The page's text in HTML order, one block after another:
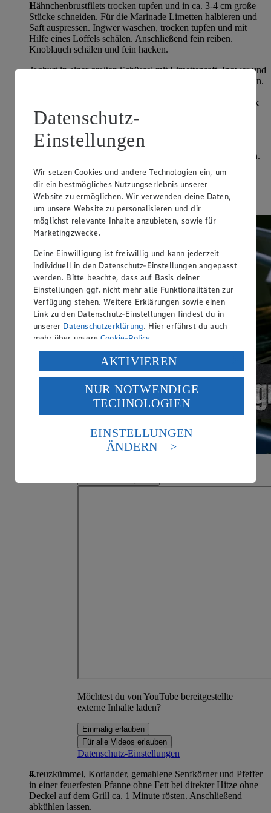
Hähnchenbrustfilets trocken tupfen und in ca. 3-4 cm große
Stücke schneiden. Für die Marinade Limetten halbieren und
Saft auspressen. Ingwer waschen, trocken tupfen und mit
Hilfe eines Löffels schälen. Anschließend fein reiben.
Knoblauch schälen und fein hacken.
Joghurt in einer großen Schüssel mit Limettensaft, Ingwer und
Knoblauch verrühren. Rohrzucker und Gewürze unterrühren.
Marinade vermengen. Hähnchen abgedeckt im Kühlschrank
mindestens 1 Stunde, bestenfalls über Nacht, ziehen lassen.
Grill vorheizen. In der Zwischenzeit für die Raita Gurke
waschen, trocken tupfen, der Länge nach halbieren und
Kerngehäuse herauskratzen. Gurke fein würfeln oder reiben.
Koriander und Minze waschen, trocken schütteln und fein
hacken. Chilis waschen und in feine Ringe schneiden.
Knoblauch und Zwiebel schälen und fein würfeln. Wie du
nachhaltiger grillst, erfährst du in unserem Video!
Möchtest du von YouTube bereitgestellte
externe Inhalte laden?
Einmalig erlauben
Für alle Videos erlauben
Datenschutz-Einstellungen
Kreuzkümmel, Koriander, gemahlene Senfkörner und Pfeffer
in einer feuerfesten Pfanne ohne Fett bei direkter Hitze ohne
Deckel auf dem Grill ca. 1 Minute rösten. Anschließend
abkühlen lassen.
Datenschutz-
Einstellungen
Wir setzen Cookies und andere Technologien ein, um
dir ein bestmögliches Nutzungserlebnis unserer
Website zu ermöglichen. Wir verwenden deine Daten,
um unsere Website zu personalisieren und dir
möglichst relevante Inhalte anzubieten, sowie für
Marketingzwecke.
Deine Einwilligung ist freiwillig und kann jederzeit
individuell in den Datenschutz-Einstellungen angepasst
werden. Bitte beachte, dass auf Basis deiner
Einstellungen ggf. nicht mehr alle Funktionalitäten zur
Verfügung stehen. Weitere Erklärungen sowie einen
Link zu den Datenschutz-Einstellungen findest du in
unserer Datenschutzerklärung. Hier erfährst du auch
mehr über unsereCookie-Policy.
Verarbeitung deiner personenbezogenen Daten in den
USA durch Facebook und YouTube:
Wenn du auf „Aktivieren“ klickst, willigst du im Sinne
des Art. 49 Abs. 1 Satz 1 lit. a) DSGVO ein, dass deine
Daten in den USA verarbeitet werden. Der EuGH sieht
die USA als Land mit einem nach europäischen
Standards nicht angemessenen Datenschutzniveau an.
Es besteht das Risiko eines Zugriffs durch US-
Informationen zum Herausgeber der Seite findest du
AKTIVIEREN
NUR NOTWENDIGE
TECHNOLOGIEN
EINSTELLUNGEN
ÄNDERN